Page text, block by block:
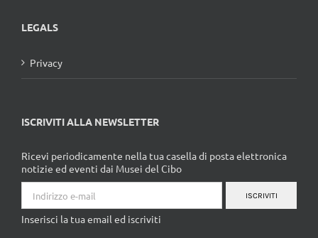
LEGALS
Privacy
ISCRIVITI ALLA NEWSLETTER
Ricevi periodicamente nella tua casella di posta elettronica
notizie ed eventi dai Musei del Cibo
ISCRIVITI
Inserisci la tua email ed iscriviti